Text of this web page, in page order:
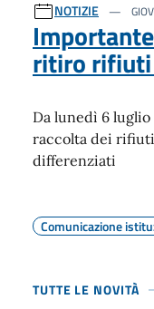
NOTIZIE
ritiro
Da lunedì 6
raccolta dei
differenziati
Comunicazione
TUTTE LE NOVITÀ